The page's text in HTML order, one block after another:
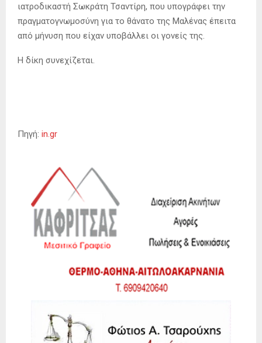
ιατροδικαστή Σωκράτη Τσαντίρη, που υπογράφει την
πραγματογνωμοσύνη για το θάνατο της Μαλένας έπειτα
από μήνυση που είχαν υποβάλλει οι γονείς της.
Η δίκη συνεχίζεται.
Πηγή: in.gr